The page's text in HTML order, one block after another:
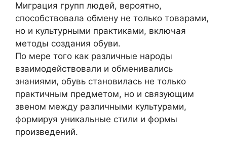
Миграция групп людей, вероятно,
способствовала обмену не только товарами,
но и культурными практиками, включая
методы создания обуви.
По мере того как различные народы
взаимодействовали и обменивались
знаниями, обувь становилась не только
практичным предметом, но и связующим
звеном между различными культурами,
формируя уникальные стили и формы
произведений.